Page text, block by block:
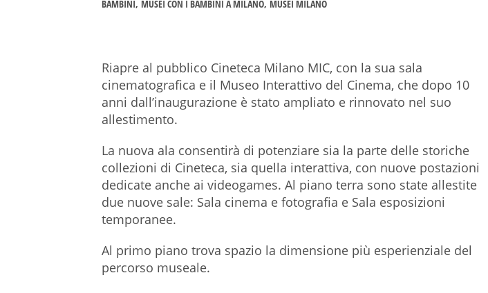
BAMBINI MUSEI CON I BAMBINI A MILANO MUSEI MILANO
Riapre al pubblico Cineteca Milano MIC, con la sua sala
cinematografica e il Museo Interattivo del Cinema, che dopo 10
anni dall’inaugurazione è stato ampliato e rinnovato nel suo
allestimento.
La nuova ala consentirà di potenziare sia la parte delle storiche
collezioni di Cineteca, sia quella interattiva, con nuove postazioni
dedicate anche ai videogames. Al piano terra sono state allestite
due nuove sale: Sala cinema e fotografia e Sala esposizioni
temporanee.
Al primo piano trova spazio la dimensione più esperienziale del
percorso museale.